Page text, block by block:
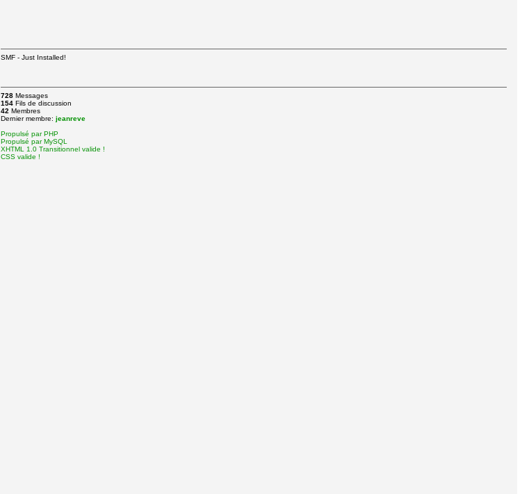
SMF - Just Installed!
728Messages
154Fils de discussion
42 Membres
Dernier membre: jeanreve
Propulsé par PHP
Propulsé par MySQL
XHTML 1.0 Transitionnel valide !
CSS valide !